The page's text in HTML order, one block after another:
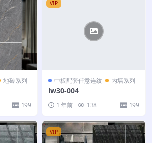
地砖系列
199
VIP
中板配套任意连纹 内墙系列
lw30-004
1 年前 138 199
VIP